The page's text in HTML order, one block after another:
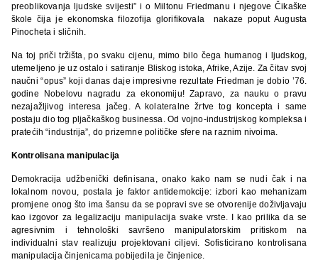
preoblikovanja ljudske svijesti” i o Miltonu Friedmanu i njegove Čikaške
škole čija je ekonomska filozofija glorifikovala nakaze poput Augusta
Pinocheta i sličnih.
Na toj priči tržišta, po svaku cijenu, mimo bilo čega humanog i ljudskog,
utemeljeno je uz ostalo i satiranje Bliskog istoka, Afrike, Azije. Za čitav svoj
naučni “opus” koji danas daje impresivne rezultate Friedman je dobio ’76.
godine Nobelovu nagradu za ekonomiju! Zapravo, za nauku o pravu
nezajažljivog interesa jačeg. A kolateralne žrtve tog koncepta i same
postaju dio tog pljačkaškog businessa. Od vojno-industrijskog kompleksa i
pratećih “industrija”, do prizemne političke sfere na raznim nivoima.
Kontrolisana manipulacija
Demokracija udžbenički definisana, onako kako nam se nudi čak i na
lokalnom novou, postala je faktor antidemokcije: izbori kao mehanizam
promjene onog što ima šansu da se popravi sve se otvorenije doživljavaju
kao izgovor za legalizaciju manipulacija svake vrste. I kao prilika da se
agresivnim i tehnološki savršeno manipulatorskim pritiskom na
individualni stav realizuju projektovani ciljevi. Sofisticirano kontrolisana
manipulacija činjenicama pobijedila je činjenice.